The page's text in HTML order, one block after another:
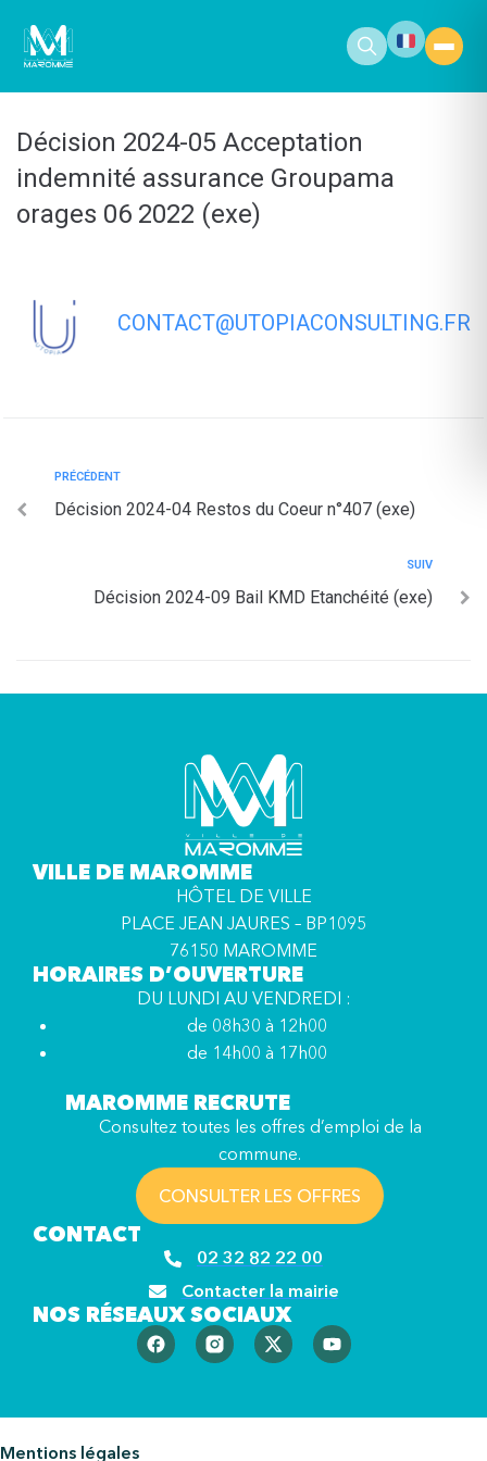
principal
Décision 2024-05 Acceptation
indemnité assurance Groupama
orages 06 2022 (exe)
CONTACT@UTOPIACONSULTING.FR
PRÉCÉDENT
Décision 2024-04 Restos du Coeur n°407 (exe)
SUIV
Décision 2024-09 Bail KMD Etanchéité (exe)
VILLE DE MAROMME
HÔTEL DE VILLE
PLACE JEAN JAURES – BP1095
76150 MAROMME
HORAIRES D’OUVERTURE
DU LUNDI AU VENDREDI :
de 08h30 à 12h00
de 14h00 à 17h00
MAROMME RECRUTE
Consultez toutes les offres d’emploi de la
commune.
CONSULTER LES OFFRES
CONTACT
02 32 82 22 00
Contacter la mairie
NOS RÉSEAUX SOCIAUX
Mentions légales